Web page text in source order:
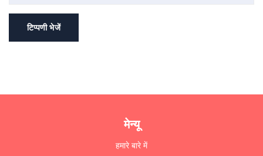
टिप्पणी भेजें
मेन्यू
हमारे बारे में